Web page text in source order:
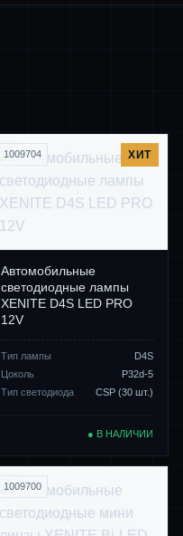
1009704 ХИТ
Автомобильные
светодиодные лампы
XENITE D4S LED PRO
12V
Тип лампы
D4S
Цоколь
P32d-5
Тип светодиода
CSP (30 шт.)
● В НАЛИЧИИ
1009700